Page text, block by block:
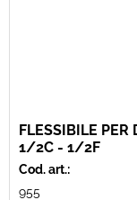
FLESSIBILE PER
1/2C - 1/2F
Cod. art.:
955